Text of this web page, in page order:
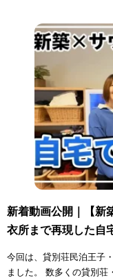
新着動画公開｜【新
衣所まで再現した自
今回は、貸別荘民泊王子
ました。 数多くの貸別荘